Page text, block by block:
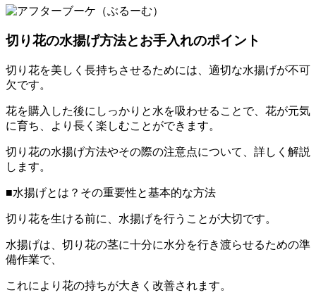
切り花の水揚げ方法とお手入れのポイント
切り花を美しく長持ちさせるためには、適切な水揚げが不可
欠です。
花を購入した後にしっかりと水を吸わせることで、花が元気
に育ち、より長く楽しむことができます。
切り花の水揚げ方法やその際の注意点について、詳しく解説
します。
■水揚げとは？その重要性と基本的な方法
切り花を生ける前に、水揚げを行うことが大切です。
水揚げは、切り花の茎に十分に水分を行き渡らせるための準
備作業で、
これにより花の持ちが大きく改善されます。